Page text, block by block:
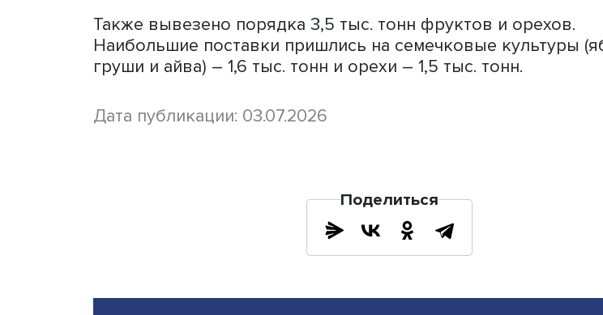
отправлено в Грузию – до 96,5 тыс. голов.
Экспорт растительной и плодоовощной
полугодие 2026 года
Поставки овощей, корнеплодов и клубнеплодов
увеличения в 10,9 раза отгрузок картофеля – с 15,1
Затем по объему экспорта идут корнеплоды
сельдерей, редис) – 18,9 тыс. тонн, огурцы – почти
тыс. тонн, капуста – 3,5 тыс. тонн. Отгрузки